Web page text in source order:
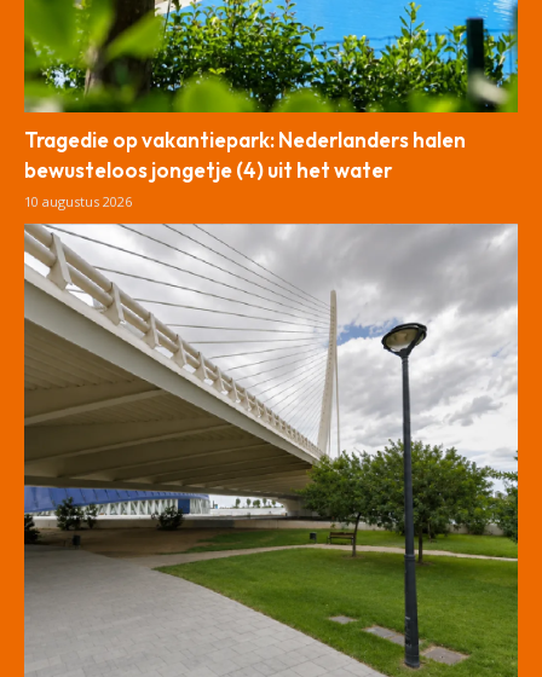
Tragedie op vakantiepark: Nederlanders halen
bewusteloos jongetje (4) uit het water
10 augustus 2026